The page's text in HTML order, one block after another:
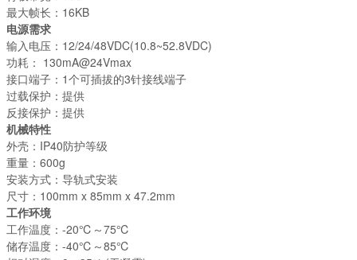
最大帧长：16KB
电源需求
输入电压：12/24/48VDC(10.8~52.8VDC)
功耗： 130mA@24Vmax
接口端子：1个可插拔的3针接线端子
过载保护：提供
反接保护：提供
机械特性
外壳：IP40防护等级
重量：600g
安装方式：导轨式安装
尺寸：100mm x 85mm x 47.2mm
工作环境
工作温度：-20℃～75℃
储存温度：-40℃～85℃